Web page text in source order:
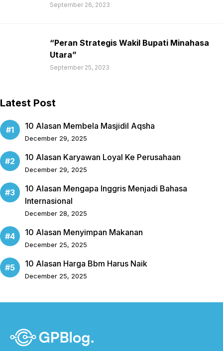
September 26, 2023
“Peran Strategis Wakil Bupati Minahasa
Utara”
September 25, 2023
Latest Post
10 Alasan Membela Masjidil Aqsha
December 29, 2025
10 Alasan Karyawan Loyal Ke Perusahaan
December 29, 2025
10 Alasan Mengapa Inggris Menjadi Bahasa
Internasional
December 28, 2025
10 Alasan Menyimpan Makanan
December 25, 2025
10 Alasan Harga Bbm Harus Naik
December 25, 2025